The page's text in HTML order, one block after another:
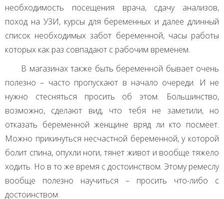
необходимость посещения врача, сдачу анализов,
поход на УЗИ, курсы для беременных и далее длинный
список необходимых забот беременной, часы работы
которых как раз совпадают с рабочим временем.
В магазинах также быть беременной бывает очень
полезно – часто пропускают в начало очереди. И не
нужно стесняться просить об этом. Большинство,
возможно, сделают вид, что тебя не заметили, но
отказать беременной женщине вряд ли кто посмеет.
Можно прикинуться несчастной беременной, у которой
болит спина, опухли ноги, тянет живот и вообще тяжело
ходить. Но в то же время с достоинством. Этому ремеслу
вообще полезно научиться – просить что-либо с
достоинством.